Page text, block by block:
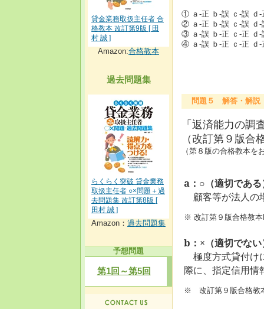
貸金業務取扱主任者 合
格教本 改訂第9版 [ 田
村 誠 ]
Amazon:合格教本
過去問題集
らくらく突破 貸金業務
取扱主任者 ○×問題＋過
去問題集 改訂第8版 [
田村 誠 ]
Amazon： 過去問題集
予想問題
第1回～第5回
① ａ-正 ｂ-誤 ｃ-誤 ｄ-
② ａ-正 ｂ-誤 ｃ-誤 ｄ-
③ ａ-誤 ｂ-正 ｃ-正 ｄ-
④ ａ-誤 ｂ-正 ｃ-正 ｄ-
問題５ 解答・解説
「返済能力の調
（改訂第９版合
（第８版の合格教本を
a：○（適切である
顧客等が法人の
※ 改訂第９版合格教
b：×（適切でない
極度方式貸付け
際に、指定信用情
※ 改訂第９版合格教